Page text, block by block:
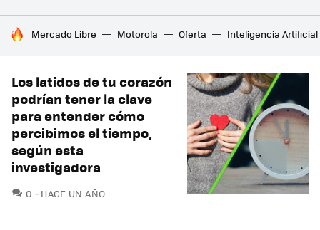
HOY SE HABLA DE
Mercado Libre Motorola Oferta Inteligencia Artificial
Los latidos de tu corazón
podrían tener la clave
para entender cómo
percibimos el tiempo,
según esta
investigadora
0 COMENTARIOS
HACE UN AÑO